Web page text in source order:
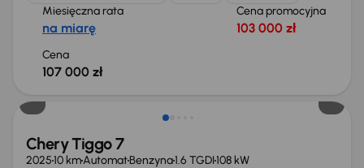
Miesięczna rata
na miarę
Cena promocyjna
103 000 zł
Cena
107 000 zł
Chery Tiggo 7
202510 kmAutomatBenzyna1.6 TGDI108 kW